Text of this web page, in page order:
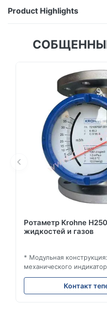
Product Highlights
TopWorx™ TXS
компактном корпусе с
распределительные
обеспечивают
полный функционал в
прямым м...
Ротаметр Krohne
жидкостей и газов
* Модульная
механического
мА/HART®7, FF, Profibus-
суммирующий счетчик *
монтажное положение:
Контакт